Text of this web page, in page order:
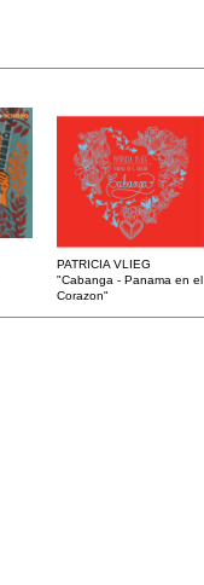
PATRICIA VLIEG
"Cabanga - Panama en el
Corazon"